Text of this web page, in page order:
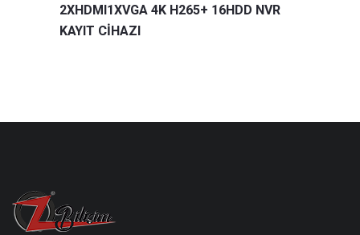
2XHDMI1XVGA 4K H265+ 16HDD NVR
KAYIT CİHAZI